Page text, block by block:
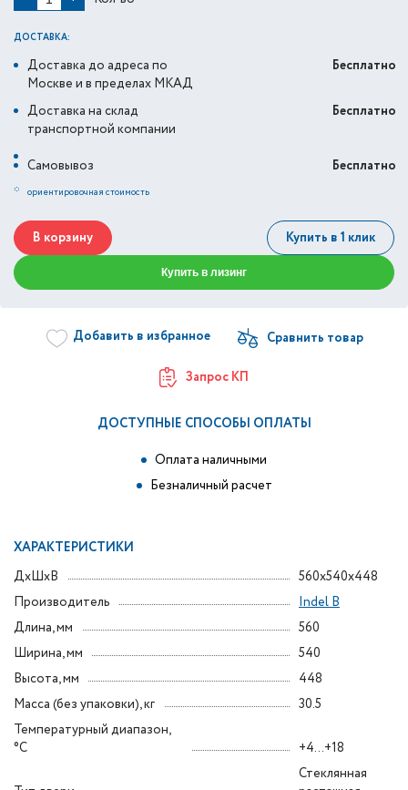
ДОСТАВКА:
Доставка до адреса по
Москве и в пределах МКАД
Бесплатно
Доставка на склад
транспортной компании
Бесплатно
Самовывоз
Бесплатно
* ориентировочная стоимость
В корзину Купить в 1 клик
Купить в лизинг
Добавить в избранное
Запрос КП
ДОСТУПНЫЕ СПОСОБЫ ОПЛАТЫ
Оплата наличными
Безналичный расчет
ХАРАКТЕРИСТИКИ
ДxШxВ
560x540x448
Производитель
Indel B
Длина, мм
560
Ширина, мм
540
Высота, мм
448
Масса (без упаковки), кг
30.5
Температурный диапазон,
°C
+4...+18
Стеклянная